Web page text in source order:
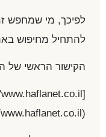
לפיכך, מי שמחפש
להתחיל מחיפוש
הקישור הראשי של
(https://www.haflanet.co.il/)